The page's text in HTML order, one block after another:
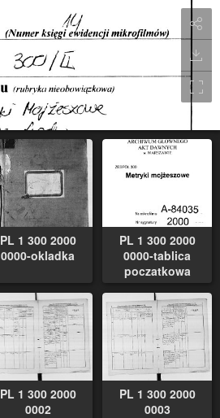
PL 1 300 2000
0000-okladka
PL 1 300 2000
0000-tablica
poczatkowa
PL 1 300 2000
0002
PL 1 300 2000
0003